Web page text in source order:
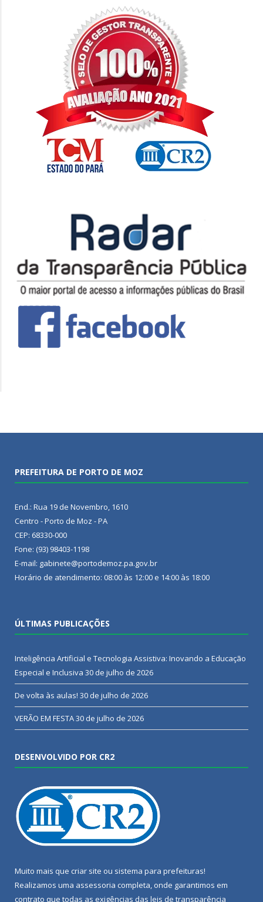
PREFEITURA DE PORTO DE MOZ
End.: Rua 19 de Novembro, 1610
Centro - Porto de Moz - PA
CEP: 68330-000
Fone: (93) 98403-1198
E-mail: gabinete@portodemoz.pa.gov.br
Horário de atendimento: 08:00 às 12:00 e 14:00 às 18:00
ÚLTIMAS PUBLICAÇÕES
Inteligência Artificial e Tecnologia Assistiva: Inovando a Educação
Especial e Inclusiva 30 de julho de 2026
De volta às aulas! 30 de julho de 2026
VERÃO EM FESTA30 de julho de 2026
DESENVOLVIDO POR CR2
Muito mais que criar site ou sistema para prefeituras!
Realizamos uma assessoria completa, onde garantimos em
contrato que todas as exigências das leis de transparência